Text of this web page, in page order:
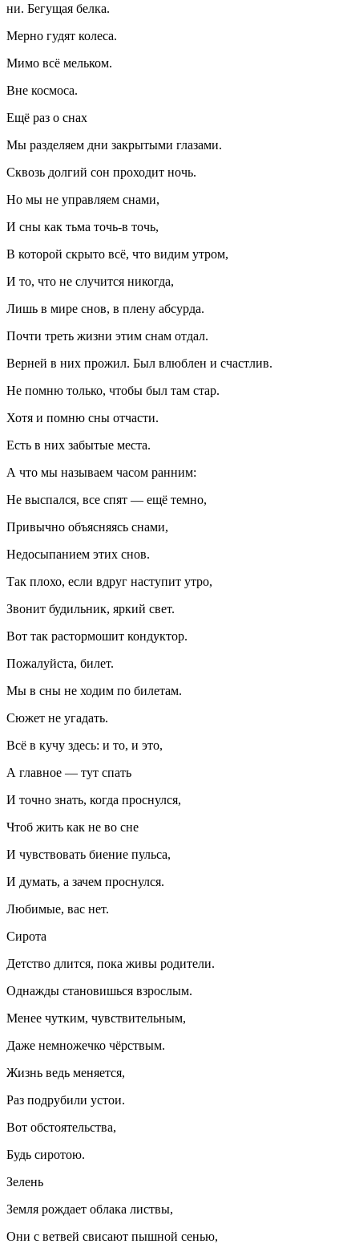
ни. Бегущая белка.
Мерно гудят колеса.
Мимо всё мельком.
Вне космоса.
Ещё раз о снах
Мы разделяем дни закрытыми глазами.
Сквозь долгий сон проходит ночь.
Но мы не управляем снами,
И сны как тьма точь-в точь,
В которой скрыто всё, что видим утром,
И то, что не случится никогда,
Лишь в мире снов, в плену абсурда.
Почти треть жизни этим снам отдал.
Верней в них прожил. Был влюблен и счастлив.
Не помню только, чтобы был там стар.
Хотя и помню сны отчасти.
Есть в них забытые места.
А что мы называем часом ранним:
Не выспался, все спят — ещё темно,
Привычно объясняясь снами,
Недосыпанием этих снов.
Так плохо, если вдруг наступит утро,
Звонит будильник, яркий свет.
Вот так растормошит кондуктор.
Пожалуйста, билет.
Мы в сны не ходим по билетам.
Сюжет не угадать.
Всё в кучу здесь: и то, и это,
А главное — тут спать
И точно знать, когда проснулся,
Чтоб жить как не во сне
И чувствовать биение пульса,
И думать, а зачем проснулся.
Любимые, вас нет.
Сирота
Детство длится, пока живы родители.
Однажды становишься взрослым.
Менее чутким, чувствительным,
Даже немножечко чёрствым.
Жизнь ведь меняется,
Раз подрубили устои.
Вот обстоятельства,
Будь сиротою.
Зелень
Земля рождает облака листвы,
Они с ветвей свисают пышной сенью,